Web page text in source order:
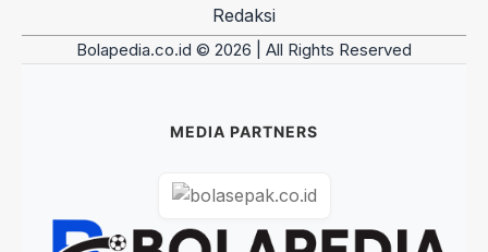
Redaksi
Bolapedia.co.id © 2026 | All Rights Reserved
MEDIA PARTNERS